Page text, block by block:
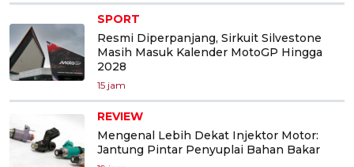
SPORT
Resmi Diperpanjang, Sirkuit Silvestone
Masih Masuk Kalender MotoGP Hingga
2028
15 jam
REVIEW
Mengenal Lebih Dekat Injektor Motor:
Jantung Pintar Penyuplai Bahan Bakar